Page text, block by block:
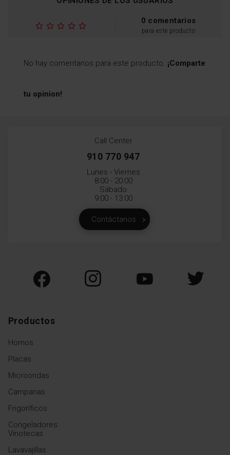
0 comentarios
para este producto
No hay comentarios para este producto. ¡Comparte
tu opinion!
Call Center
910 770 947
Lunes - Viernes
8:00 - 20:00
Sábado
9:00 - 13:00
Contáctanos
Productos
Hornos
Placas
Microondas
Campanas
Frigoríficos
Congeladores
Vinotecas
Lavavajillas